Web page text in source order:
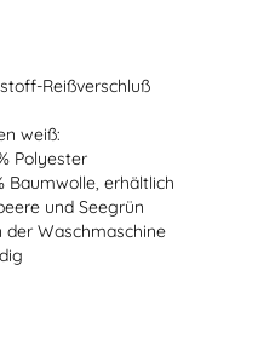
Reißverschluß
weiß:
Polyester
Baumwolle, erhältlich
und Seegrün
der Waschmaschine